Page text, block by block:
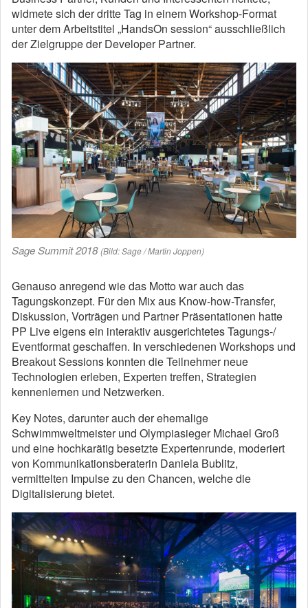
widmete sich der dritte Tag in einem Workshop-Format
unter dem Arbeitstitel „HandsOn session“ ausschließlich
der Zielgruppe der Developer Partner.
Sage Summit 2018 (Bild: Sage / Martin Joppen)
Genauso anregend wie das Motto war auch das
Tagungskonzept. Für den Mix aus Know-how-Transfer,
Diskussion, Vorträgen und Partner Präsentationen hatte
PP Live eigens ein interaktiv ausgerichtetes Tagungs-/
Eventformat geschaffen. In verschiedenen Workshops und
Breakout Sessions konnten die Teilnehmer neue
Technologien erleben, Experten treffen, Strategien
kennenlernen und Netzwerken.
Key Notes, darunter auch der ehemalige
Schwimmweltmeister und Olympiasieger Michael Groß
und eine hochkarätig besetzte Expertenrunde, moderiert
von Kommunikationsberaterin Daniela Bublitz,
vermittelten Impulse zu den Chancen, welche die
Digitalisierung bietet.